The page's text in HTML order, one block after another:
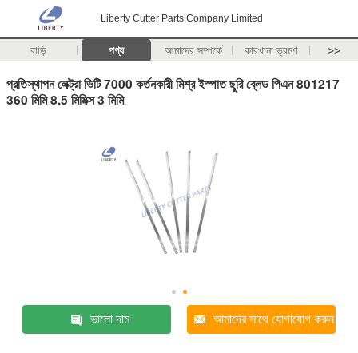
Liberty Cutter Parts Company Limited
বাড়ি পণ্য আমাদের সম্পর্কে কারখানা ভ্রমণ >>
প্রতিস্থাপন লেক্ট্রা ভিটি 7000 কর্তনকারী মিশ্র ইস্পাত ছুরি ব্লেড পিএন 801217
360 মিমি 8.5 মিমিক্স 3 মিমি
ভালো দাম আমাদের সাথে যোগাযোগ করুন